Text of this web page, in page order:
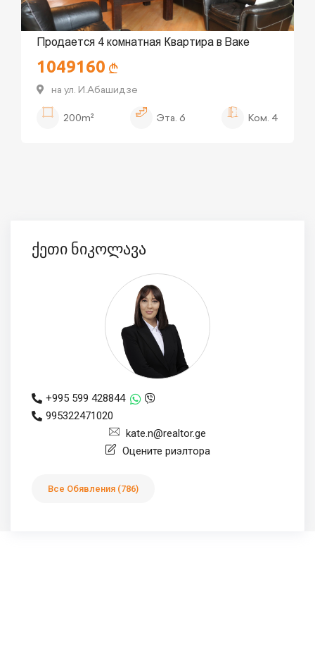
Продается 4 комнатная Квартира в Ваке
1049160
на ул. И.Абашидзе
200m²
Эта. 6 Ком. 4
ქეთი ნიკოლავა
+995 599 428844
995322471020
kate.n@realtor.ge
Оцените риэлтора
Все Обявления (786)